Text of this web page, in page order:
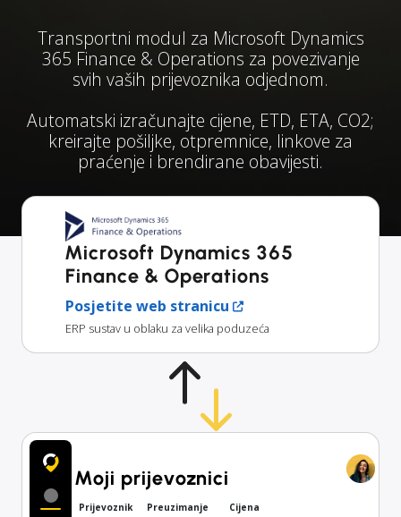
Transportni modul za Microsoft Dynamics
365 Finance & Operations za povezivanje
svih vaših prijevoznika odjednom.
Automatski izračunajte cijene, ETD, ETA, CO2;
kreirajte pošiljke, otpremnice, linkove za
praćenje i brendirane obavijesti.
Microsoft Dynamics 365
Finance & Operations
Posjetite web stranicu
ERP sustav u oblaku za velika poduzeća
Moji prijevoznici
Prijevoznik Preuzimanje Cijena